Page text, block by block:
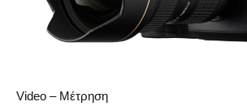
Video – Μέτρηση